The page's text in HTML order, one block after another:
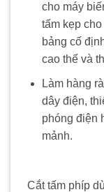
cho máy
tấm kẹp
bảng cố
cao thế và
Làm hàng
dây điện,
phóng điện
mảnh.
Cắt tấm phíp